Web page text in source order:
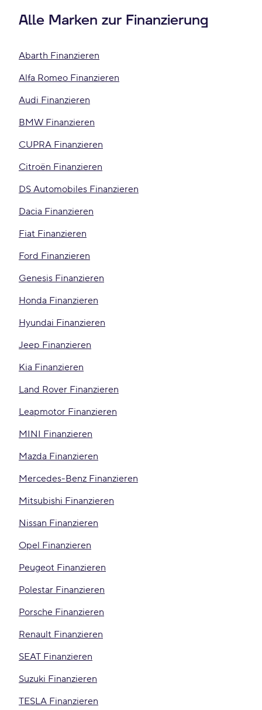
Alle Marken zur Finanzierung
Abarth Finanzieren
Alfa Romeo Finanzieren
Audi Finanzieren
BMW Finanzieren
CUPRA Finanzieren
Citroën Finanzieren
DS Automobiles Finanzieren
Dacia Finanzieren
Fiat Finanzieren
Ford Finanzieren
Genesis Finanzieren
Honda Finanzieren
Hyundai Finanzieren
Jeep Finanzieren
Kia Finanzieren
Land Rover Finanzieren
Leapmotor Finanzieren
MINI Finanzieren
Mazda Finanzieren
Mercedes-Benz Finanzieren
Mitsubishi Finanzieren
Nissan Finanzieren
Opel Finanzieren
Peugeot Finanzieren
Polestar Finanzieren
Porsche Finanzieren
Renault Finanzieren
SEAT Finanzieren
Suzuki Finanzieren
TESLA Finanzieren